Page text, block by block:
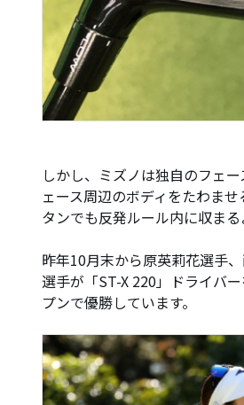
しかし、ミズノは独自のフェ
ェース周辺のボディをたわま
タンでも反発ルール内に収まる
昨年10月末から原英莉花選手
選手が「ST-X 220」ドライバ
プンで優勝しています。